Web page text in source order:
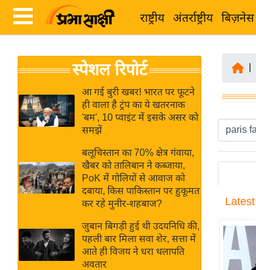
राष्ट्रीय अंतर्राष्ट्रीय बिज़नेस
News
Hindi
Live
News in
Hindi
ख
ब
र
अंतर्राष्ट्रीय
बिज़नेस
विशेषज्ञ
राय
स्पेशल रिपोर्ट
आ गई बुरी खबर! भारत पर फूटने
ही वाला है ट्रंप का ये खतरनाक
'बम', 10 प्वाइंट में इसके असर को
समझें
बलूचिस्तान का 70% क्षेत्र गंवाया,
खैबर को तालिबान ने कब्जाया,
PoK में गोलियों से आवाज को
दबाया, किस पाकिस्तान पर हुकूमत
कर रहे मुनीर-शहबाज?
जुबान बिगड़ी हुई थी उदयनिधि की,
पहली बार मिला सवा शेर, सत्ता में
आते ही विजय ने धरा थलापति
अवतार
Latest